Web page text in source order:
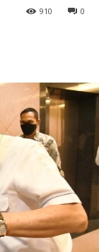
0
910